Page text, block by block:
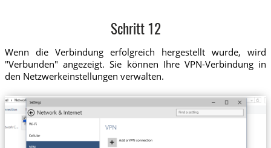
Schritt 12
Wenn die Verbindung erfolgreich hergestellt wurde, wird
"Verbunden" angezeigt. Sie können Ihre VPN-Verbindung in
den Netzwerkeinstellungen verwalten.